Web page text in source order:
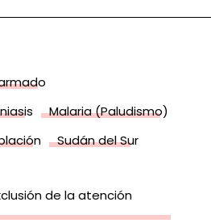
Malaria (Paludismo)
Sudán del Sur
de la atención